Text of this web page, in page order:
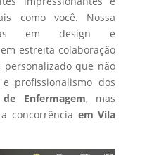
como você. Nossa
em design e
estreita colaboração
que não
profissionalismo dos
Enfermagem, mas
concorrência em Vila